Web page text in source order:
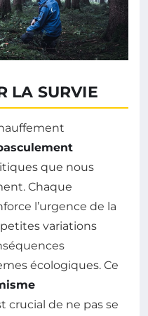
LA SURVIE
que nous
Chaque
l’urgence de la
variations
écologiques. Ce
crucial de ne pas se